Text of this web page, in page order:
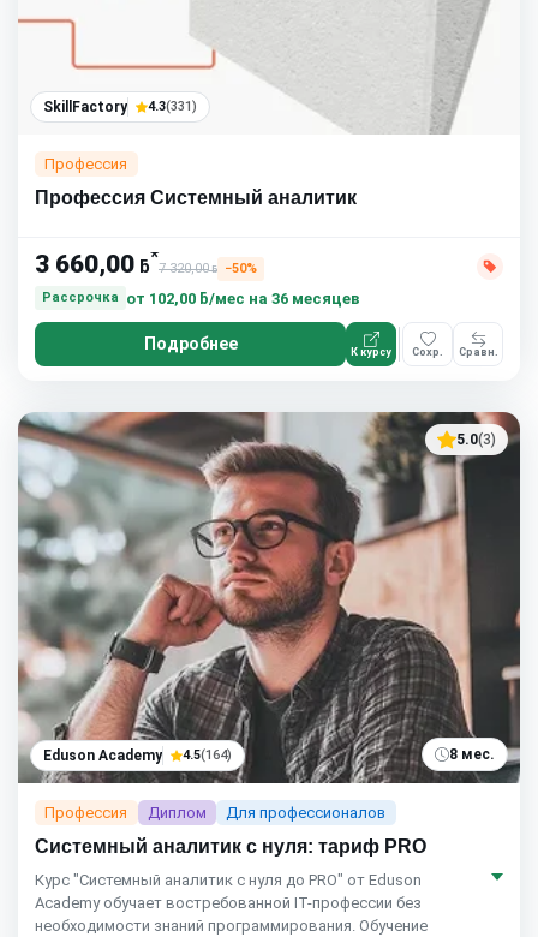
SkillFactory 4.3(331)
Профессия
Профессия Системный аналитик
3 660,00 ƃ*
7 320,00ƃ
−50%
Рассрочка
от 102,00 ƃ/мес на 36 месяцев
Подробнее К курсу Сохр. Сравн.
5.0(3)
Eduson Academy 4.5(164) 8 мес.
Профессия Диплом Для профессионалов
Системный аналитик с нуля: тариф PRO
Курс "Системный аналитик с нуля до PRO" от Eduson
Academy обучает востребованной IT-профессии без
необходимости знаний программирования. Обучение